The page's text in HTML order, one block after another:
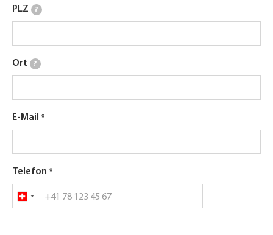
PLZ ?
Ort ?
E-Mail
Telefon